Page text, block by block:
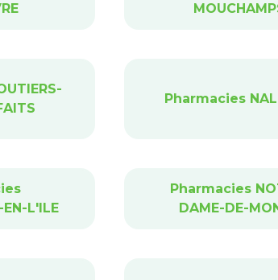
Pharmacies
EN-L'ILE
Pharmacies
DAME-DE-